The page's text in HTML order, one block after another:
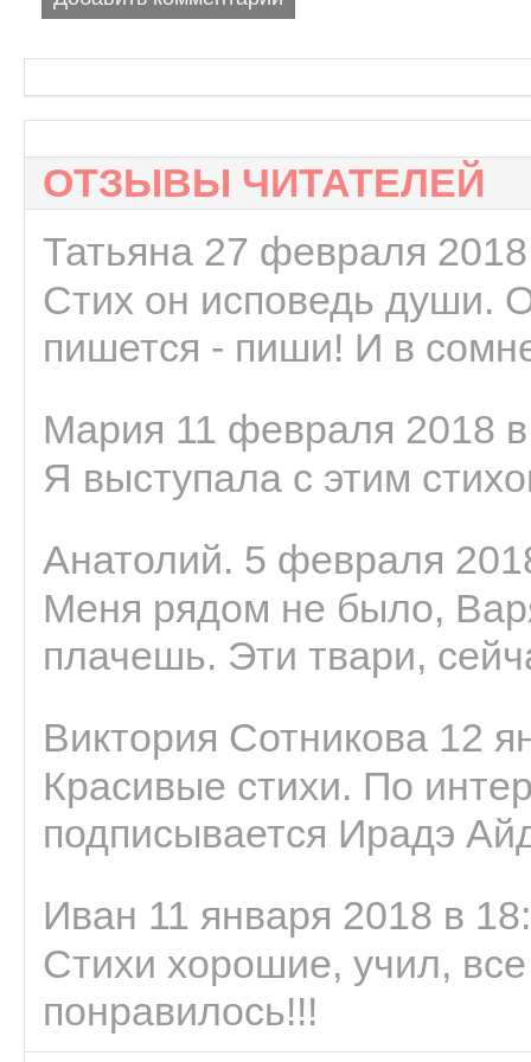
ОТЗЫВЫ ЧИТАТЕЛЕЙ
Татьяна 27 февраля
Стих он исповедь души.
пишется - пиши! И в
Мария 11 февраля 2018
Я выступала с этим
Анатолий. 5 февраля
Меня рядом не было,
плачешь. Эти твари,
Виктория Сотникова 12
Красивые стихи. По
подписывается Ирадэ
Иван 11 января 2018 в
Стихи хорошие, учил,
понравилось!!!